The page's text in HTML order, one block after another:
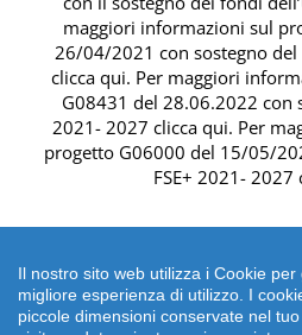
Il nostro sito web utilizza i Cookie
migliore esperienza di utilizzo. I
piccole dimensioni conservate nel
maggiori informazioni sul
26/04/2021 con sostegno del
clicca qui. Per maggiori
G08431 del 28.06.2022 con
2021- 2027 clicca qui. Per
progetto G06000 del 15/05/
FSE+ 2021- 2027